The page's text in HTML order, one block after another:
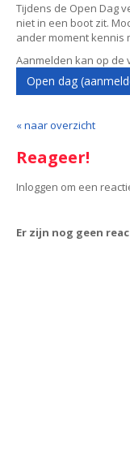
Tijdens de Open Dag
niet in een boot zit.
ander moment kennis
Aanmelden kan op de
Open dag
« naar overzicht
Reageer!
Inloggen om een
Er zijn nog geen